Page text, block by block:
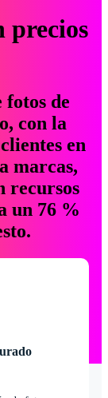
precios
fotos de
con la
en
marcas,
recursos
un 76 %